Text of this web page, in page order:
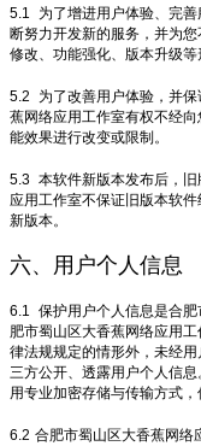
5.1
为了增进用户体验、完
断努力开发新的服务，并为
修改、功能强化、版本升级等
5.2
为了改善用户体验，并
蕉网络应用工作室有权不经
能效果进行改变或限制。
5.3 本软件新版本发布后，
应用工作室不保证旧版本软
新版本。
六、用户个人信息
6.1 保护用户个人信息是合
肥市蜀山区大香蕉网络应用
律法规规定的情形外，未经
三方公开、透露用户个人信
用专业加密存储与传输方式
6.2 合肥市蜀山区大香蕉网络